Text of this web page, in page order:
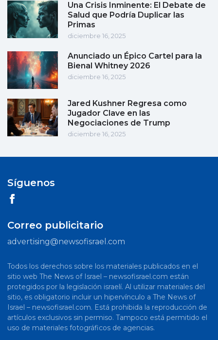
Una Crisis Inminente: El Debate de
Salud que Podría Duplicar las
Primas
diciembre 16, 2025
Anunciado un Épico Cartel para la
Bienal Whitney 2026
diciembre 16, 2025
Jared Kushner Regresa como
Jugador Clave en las
Negociaciones de Trump
diciembre 16, 2025
Síguenos
Correo publicitario
advertising@newsofisrael.com
Todos los derechos sobre los materiales publicados en el
sitio web The News of Israel – newsofisrael.com están
protegidos por la legislación israelí. Al utilizar materiales del
sitio, es obligatorio incluir un hipervínculo a The News of
Israel – newsofisrael.com. Está prohibida la reproducción de
artículos exclusivos sin permiso. Tampoco está permitido el
uso de materiales fotográficos de agencias.